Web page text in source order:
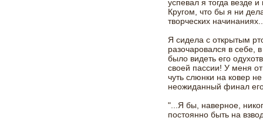
успевал я тогда везде
Кругом, что бы я ни
творческих
Я сидела с открытым
разочаровался в себе,
было видеть его
своей пассии! У меня от
чуть слюнки на ковер
неожиданный финал
"...Я бы, наверное,
постоянно быть на